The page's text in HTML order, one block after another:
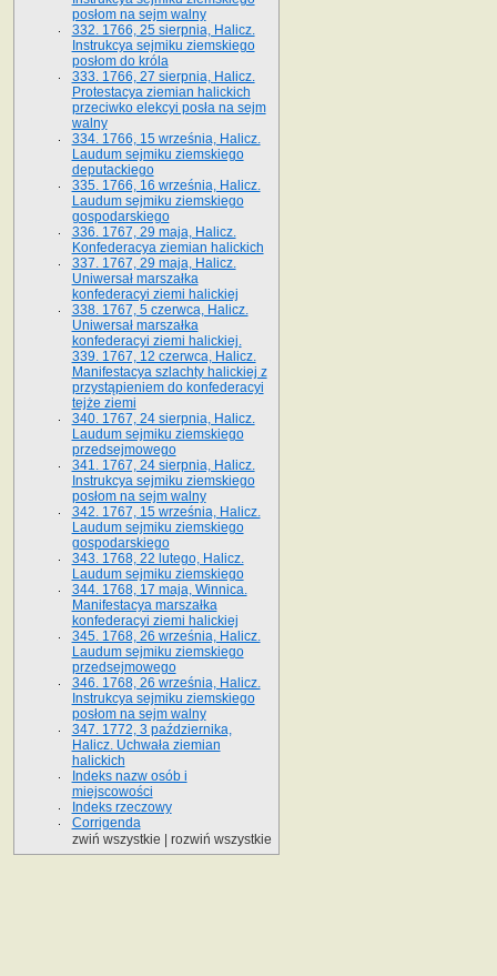
posłom na sejm walny
332. 1766, 25 sierpnia, Halicz.
Instrukcya sejmiku ziemskiego
posłom do króla
333. 1766, 27 sierpnia, Halicz.
Protestacya ziemian halickich
przeciwko elekcyi posła na sejm
walny
334. 1766, 15 września, Halicz.
Laudum sejmiku ziemskiego
deputackiego
335. 1766, 16 września, Halicz.
Laudum sejmiku ziemskiego
gospodarskiego
336. 1767, 29 maja, Halicz.
Konfederacya ziemian halickich
337. 1767, 29 maja, Halicz.
Uniwersał marszałka
konfederacyi ziemi halickiej
338. 1767, 5 czerwca, Halicz.
Uniwersał marszałka
konfederacyi ziemi halickiej.
339. 1767, 12 czerwca, Halicz.
Manifestacya szlachty halickiej z
przystąpieniem do konfederacyi
tejże ziemi
340. 1767, 24 sierpnia, Halicz.
Laudum sejmiku ziemskiego
przedsejmowego
341. 1767, 24 sierpnia, Halicz.
Instrukcya sejmiku ziemskiego
posłom na sejm walny
342. 1767, 15 września, Halicz.
Laudum sejmiku ziemskiego
gospodarskiego
343. 1768, 22 lutego, Halicz.
Laudum sejmiku ziemskiego
344. 1768, 17 maja, Winnica.
Manifestacya marszałka
konfederacyi ziemi halickiej
345. 1768, 26 września, Halicz.
Laudum sejmiku ziemskiego
przedsejmowego
346. 1768, 26 września, Halicz.
Instrukcya sejmiku ziemskiego
posłom na sejm walny
347. 1772, 3 października,
Halicz. Uchwała ziemian
halickich
Indeks nazw osób i
miejscowości
Indeks rzeczowy
Corrigenda
zwiń wszystkie
rozwiń wszystkie